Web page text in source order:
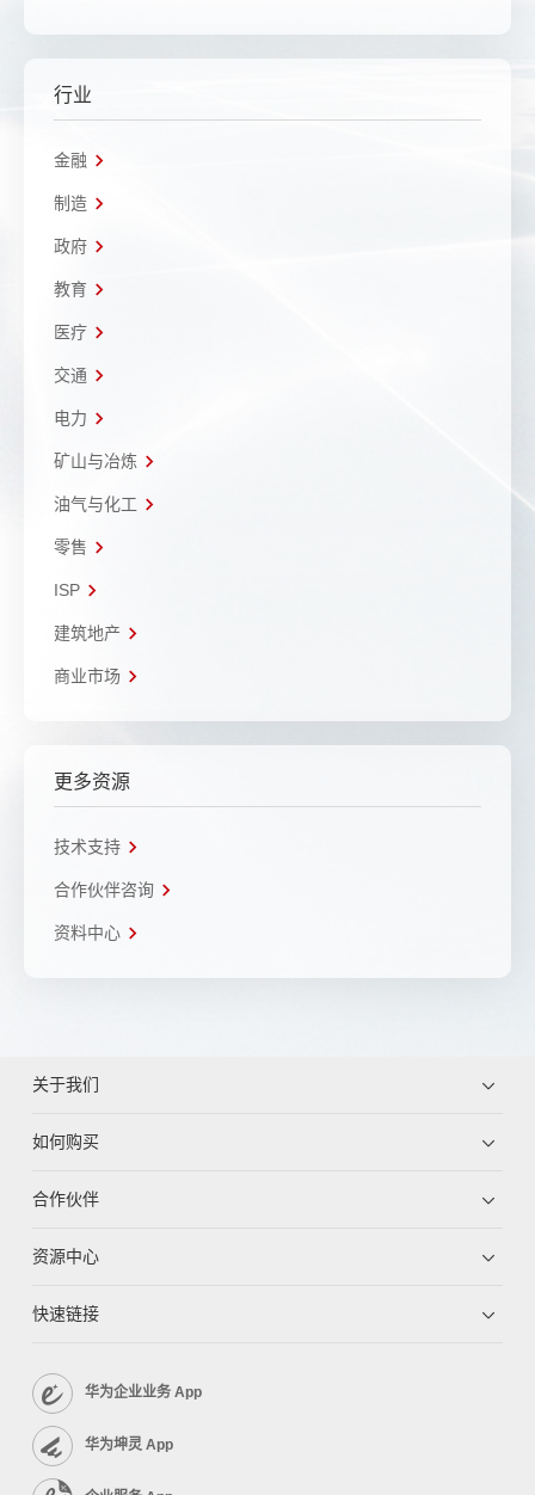
行业
金融
制造
政府
教育
医疗
交通
电力
矿山与冶炼
油气与化工
零售
ISP
建筑地产
商业市场
更多资源
技术支持
合作伙伴咨询
资料中心
关于我们
如何购买
合作伙伴
资源中心
快速链接
华为企业业务 App
华为坤灵 App